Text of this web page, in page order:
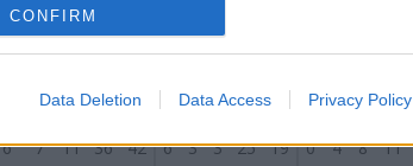
CONFIRM
Data Deletion Data Access Privacy Policy
8 4 12
6 7 11 36 42 6 3 3 25 19 0 4 8 11